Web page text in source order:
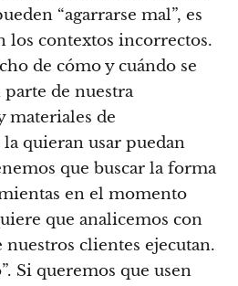
“agarrarse mal”, es
los contextos incorrectos.
de cómo y cuándo se
de nuestra
materiales de
quieran usar puedan
que buscar la forma
en el momento
que analicemos con
clientes ejecutan.
Si queremos que usen